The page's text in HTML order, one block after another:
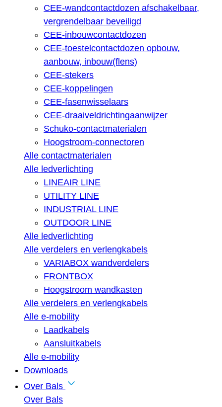
CEE-wandcontactdozen afschakelbaar,
vergrendelbaar beveiligd
CEE-inbouwcontactdozen
CEE-toestelcontactdozen opbouw,
aanbouw, inbouw(flens)
CEE-stekers
CEE-koppelingen
CEE-fasenwisselaars
CEE-draaiveldrichtingaanwijzer
Schuko-contactmaterialen
Hoogstroom-connectoren
Alle contactmaterialen
Alle ledverlichting
LINEAIR LINE
UTILITY LINE
INDUSTRIAL LINE
OUTDOOR LINE
Alle ledverlichting
Alle verdelers en verlengkabels
VARIABOX wandverdelers
FRONTBOX
Hoogstroom wandkasten
Alle verdelers en verlengkabels
Alle e-mobility
Laadkabels
Aansluitkabels
Alle e-mobility
Downloads
Over Bals
Over Bals